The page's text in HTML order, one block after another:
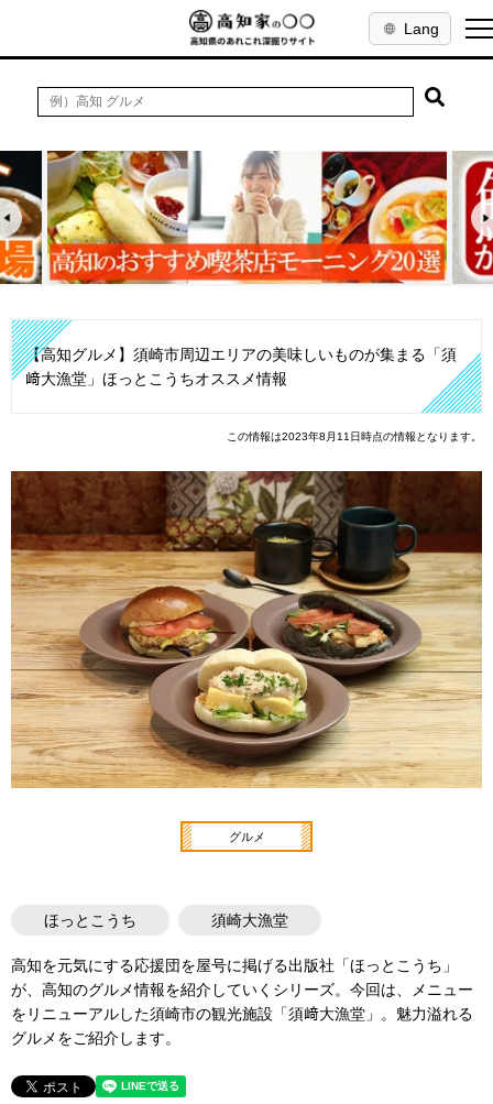
Lang
【高知グルメ】須崎市周辺エリアの美味しいものが集まる「須
﨑大漁堂」ほっとこうちオススメ情報
この情報は2023年8月11日時点の情報となります。
グルメ
ほっとこうち 須崎大漁堂
高知を元気にする応援団を屋号に掲げる出版社「ほっとこうち」
が、高知のグルメ情報を紹介していくシリーズ。今回は、メニュー
をリニューアルした須崎市の観光施設「須﨑大漁堂」。魅力溢れる
グルメをご紹介します。